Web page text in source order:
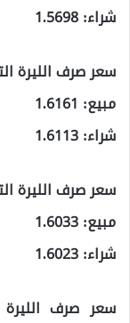
شراء: 1.5698
سعر صرف الليرة
مبيع: 1.6161
شراء: 1.6113
سعر صرف الليرة
مبيع: 1.6033
شراء: 1.6023
سعر صرف الليرة